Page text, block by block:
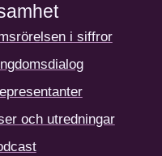
i siffror
och utredningar